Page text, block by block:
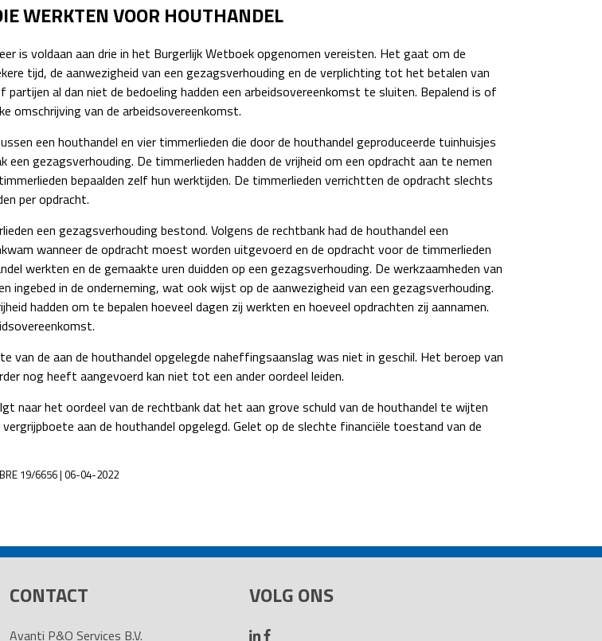
WERKTEN VOOR HOUTHANDEL
is voldaan aan drie in het Burgerlijk Wetboek opgenomen vereisten. Het gaat om de
tijd, de aanwezigheid van een gezagsverhouding en de verplichting tot het betalen van
al dan niet de bedoeling hadden een arbeidsovereenkomst te sluiten. Bepalend is of
omschrijving van de arbeidsovereenkomst.
een houthandel en vier timmerlieden die door de houthandel geproduceerde tuinhuisjes
gezagsverhouding. De timmerlieden hadden de vrijheid om een opdracht aan te nemen
bepaalden zelf hun werktijden. De timmerlieden verrichtten de opdracht slechts
per opdracht.
een gezagsverhouding bestond. Volgens de rechtbank had de houthandel een
wanneer de opdracht moest worden uitgevoerd en de opdracht voor de timmerlieden
werkten en de gemaakte uren duidden op een gezagsverhouding. De werkzaamheden van
ingebed in de onderneming, wat ook wijst op de aanwezigheid van een gezagsverhouding.
hadden om te bepalen hoeveel dagen zij werkten en hoeveel opdrachten zij aannamen.
van de aan de houthandel opgelegde naheffingsaanslag was niet in geschil. Het beroep van
nog heeft aangevoerd kan niet tot een ander oordeel leiden.
naar het oordeel van de rechtbank dat het aan grove schuld van de houthandel te wijten
aan de houthandel opgelegd. Gelet op de slechte financiële toestand van de
19/6656 | 06-04-2022
CONTACT
Avanti P&O Services B.V.
VOLG ONS